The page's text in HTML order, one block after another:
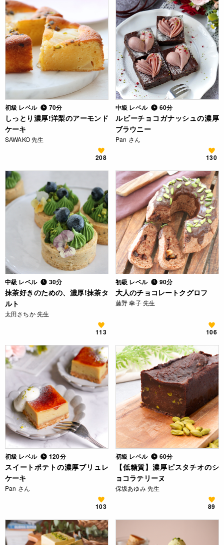
初級 レベル 70分
しっとり濃厚!洋梨のアーモンド
ケーキ
SAWAKO 先生
208
中級 レベル 60分
ルビーチョコガナッシュの濃厚
ブラウニー
Pan さん
130
中級 レベル 30分
抹茶好きのための、濃厚!抹茶タ
ルト
太田さちか 先生
113
初級 レベル 90分
大人のチョコレートクグロフ
藤野 幸子 先生
106
初級 レベル 120分
スイートポテトの濃厚ブリュレ
ケーキ
Pan さん
103
初級 レベル 60分
【低糖質】濃厚ピスタチオのシ
ョコラテリーヌ
保坂あゆみ 先生
89